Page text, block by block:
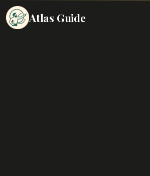
Atlas Guide